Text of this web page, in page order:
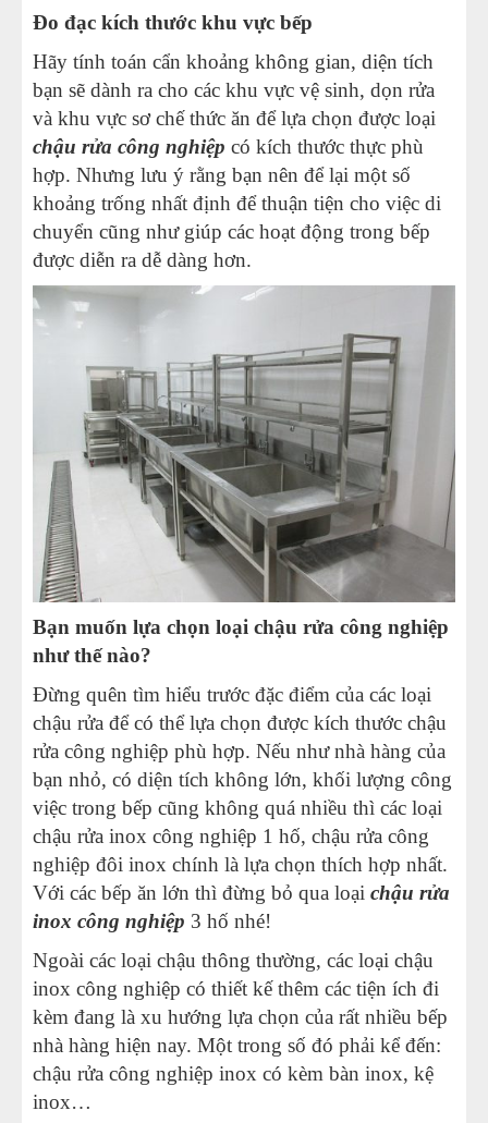
Đo đạc kích thước khu vực bếp
Hãy tính toán cẩn khoảng không gian, diện tích
bạn sẽ dành ra cho các khu vực vệ sinh, dọn rửa
và khu vực sơ chế thức ăn để lựa chọn được loại
chậu rửa công nghiệp có kích thước thực phù
hợp. Nhưng lưu ý rằng bạn nên để lại một số
khoảng trống nhất định để thuận tiện cho việc di
chuyển cũng như giúp các hoạt động trong bếp
được diễn ra dễ dàng hơn.
Bạn muốn lựa chọn loại chậu rửa công nghiệp
như thế nào?
Đừng quên tìm hiểu trước đặc điểm của các loại
chậu rửa để có thể lựa chọn được kích thước chậu
rửa công nghiệp phù hợp. Nếu như nhà hàng của
bạn nhỏ, có diện tích không lớn, khối lượng công
việc trong bếp cũng không quá nhiều thì các loại
chậu rửa inox công nghiệp 1 hố, chậu rửa công
nghiệp đôi inox chính là lựa chọn thích hợp nhất.
Với các bếp ăn lớn thì đừng bỏ qua loại chậu rửa
inox công nghiệp 3 hố nhé!
Ngoài các loại chậu thông thường, các loại chậu
inox công nghiệp có thiết kế thêm các tiện ích đi
kèm đang là xu hướng lựa chọn của rất nhiều bếp
nhà hàng hiện nay. Một trong số đó phải kể đến:
chậu rửa công nghiệp inox có kèm bàn inox, kệ
inox…